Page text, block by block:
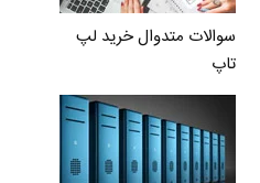
سوالات متدوال خرید لپ
تاپ